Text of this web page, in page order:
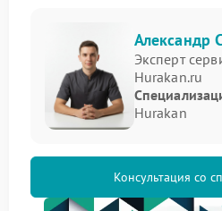
Возможные
Неисправность проявляется
заметить ее на раннем
работоспособность устройства.
неисправность блока
сбой в управляющей
Александр
Эксперт
Hurakan.ru
Hurakan
Консультация со